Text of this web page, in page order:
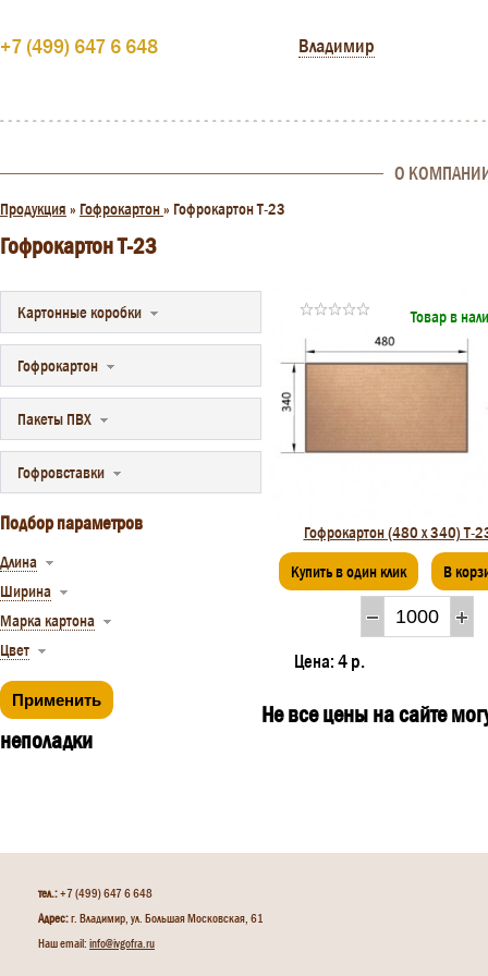
+7 (499) 647 6 648 Владимир
О
Продукция » Гофрокартон» Гофрокартон Т-23
Гофрокартон Т-23
Картонные коробки
Гофрокартон
Пакеты ПВХ
Гофровставки
Подбор параметров
Длина
Ширина
Марка картона
Цвет
Товар в
Гофрокартон (480 х 340) Т-
Купить в один клик В
Цена: 4 р.
Не все цены на сайте
неполадки
тел.:+7 (499) 647 6 648
Адрес:г. Владимир, ул. Большая Московская, 61
Наш email: info@ivgofra.ru